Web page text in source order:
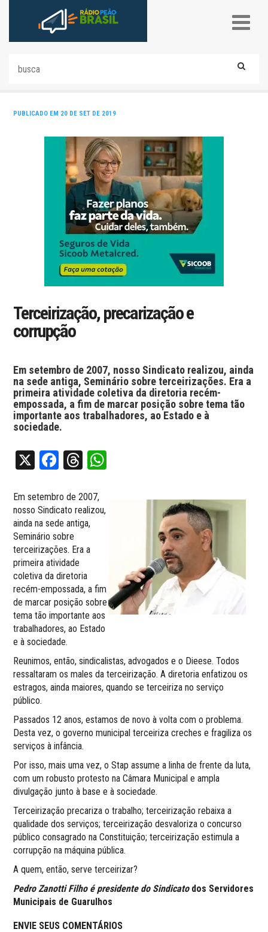
PUBLICADO EM 20 DE SET DE 2019
Terceirização, precarização e
corrupção
Em setembro de 2007, nosso Sindicato realizou, ainda
na sede antiga, Seminário sobre terceirizações. Era a
primeira atividade coletiva da diretoria recém-
empossada, a fim de marcar posição sobre tema tão
importante aos trabalhadores, ao Estado e à
sociedade.
X Facebook
Threads
Em setembro de 2007,
nosso Sindicato realizou,
ainda na sede antiga,
Seminário sobre
terceirizações. Era a
primeira atividade
coletiva da diretoria
recém-empossada, a fim
de marcar posição sobre
tema tão importante aos
trabalhadores, ao Estado
e à sociedade.
Reunimos, então, sindicalistas, advogados e o Dieese. Todos
ressaltaram os males da terceirização. A diretoria enfatizou os
estragos, ainda maiores, quando se terceiriza no serviço
público.
Passados 12 anos, estamos de novo à volta com o problema.
Desta vez, o governo municipal terceiriza creches e fragiliza os
serviços à infância.
Por isso, mais uma vez, o Stap assume a linha de frente da luta,
com um robusto protesto na Câmara Municipal e ampla
divulgação junto à base e à sociedade.
Terceirização precariza o trabalho; terceirização rebaixa a
qualidade dos serviços; terceirização desvaloriza o concurso
público consagrado na Constituição; terceirização estimula a
corrupção na máquina pública.
A quem, então, serve terceirizar?
Pedro Zanotti Filho é presidente do Sindicatodos Servidores
Municipais de Guarulhos
ENVIE SEUS COMENTÁRIOS